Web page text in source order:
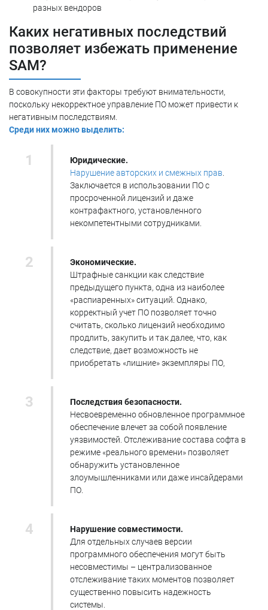
разных вендоров
Каких негативных последствий
позволяет избежать применение
SAM?
В совокупности эти факторы требуют внимательности,
поскольку некорректное управление ПО может привести к
негативным последствиям.
Среди них можно выделить:
Юридические.
Нарушение авторских и смежных прав
Заключается в использовании ПО с
просроченной лицензий и даже
контрафактного, установленного
некомпетентными сотрудниками.
Экономические.
Штрафные санкции как следствие
предыдущего пункта, одна из наиболее
«распиаренных» ситуаций. Однако,
корректный учет ПО позволяет точно
считать, сколько лицензий необходимо
продлить, закупить и так далее, что, как
следствие, дает возможность не
приобретать «лишние» экземпляры ПО,
Последствия безопасности.
Несвоевременно обновленное программное
обеспечение влечет за собой появление
уязвимостей. Отслеживание состава софта в
режиме «реального времени» позволяет
обнаружить установленное
злоумышленниками или даже инсайдерами
ПО.
Нарушение совместимости.
Для отдельных случаев версии
программного обеспечения могут быть
несовместимы – централизованное
отслеживание таких моментов позволяет
существенно повысить надежность
системы.